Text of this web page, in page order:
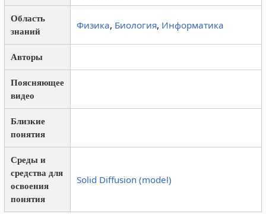
Область
знаний
Физика, Биология, Информатика
Авторы
Поясняющее
видео
Близкие
понятия
Среды и
средства для
освоения
понятия
Solid Diffusion (model)